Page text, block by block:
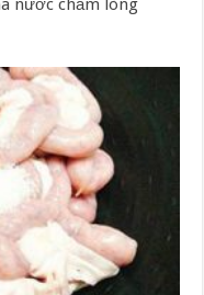
nước chấm lòng